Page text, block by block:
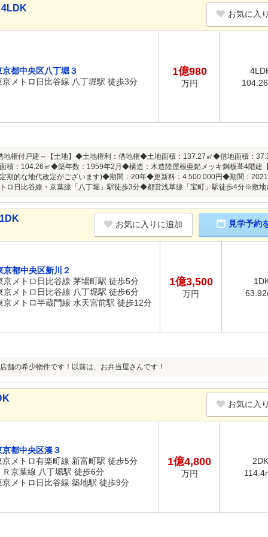
4LDK
お気に入
京都中央区八丁堀３
京メトロ日比谷線 八丁堀駅 徒歩3分
1億980
万円
地権付戸建～【土地】◆土地権利：借地権◆土地面積：137.27㎡◆借地面積：
積：104.26㎡◆築年数：1959年2月◆構造：木造陸屋根亜鉛メッキ鋼板葺4階建
期的な地代改定がございます)◆期間：20年◆更新料：4 500 000円◆期間：
ロ日比谷線・京葉線「八丁堀」駅徒歩3分◆都営浅草線「宝町」駅徒歩4分※敷地
お気に入りに追加 見学予約
京都中央区新川２
京メトロ日比谷線 茅場町駅 徒歩5分
京メトロ日比谷線 八丁堀駅 徒歩6分
京メトロ半蔵門線 水天宮前駅 徒歩12分
1億3,500
万円
舗の希少物件です！以前は、お弁当屋さんです！
お気に入
京都中央区湊３
京メトロ有楽町線 新富町駅 徒歩5分
Ｒ京葉線 八丁堀駅 徒歩6分
京メトロ日比谷線 築地駅 徒歩9分
1億4,800
万円
2DK